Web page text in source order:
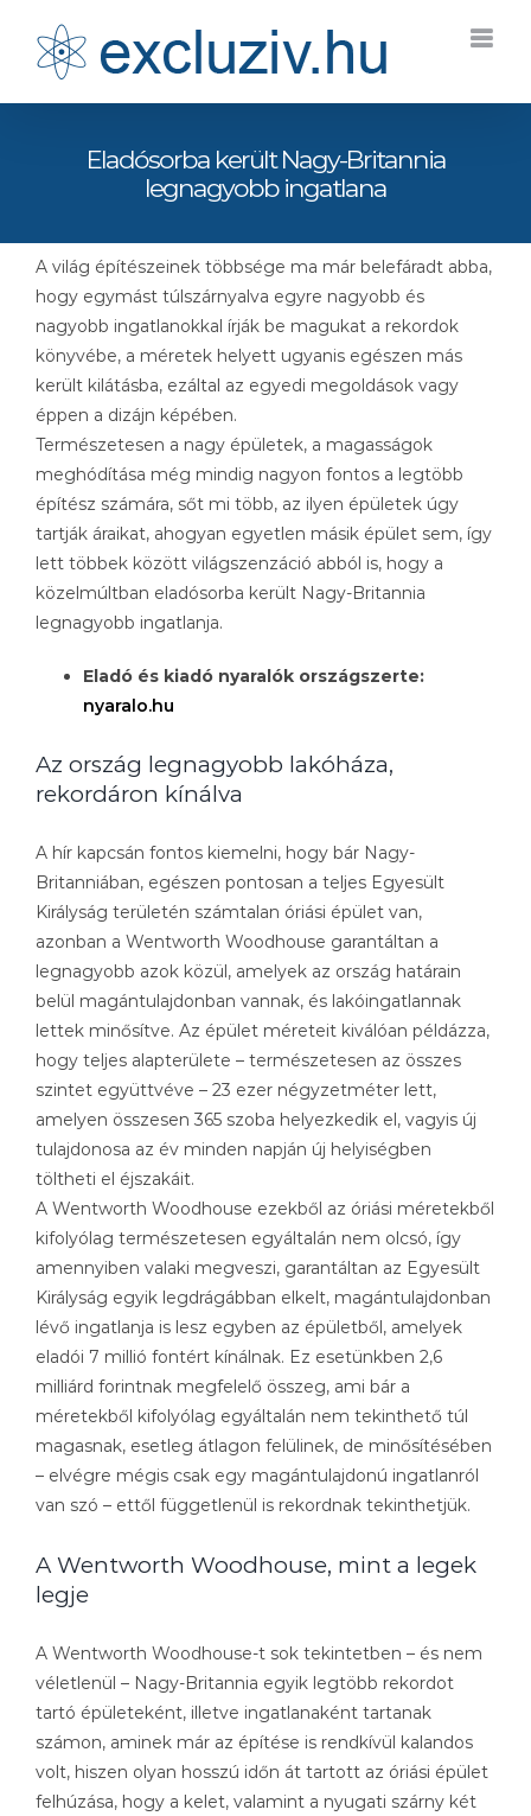
Eladósorba került Nagy-Britannia
legnagyobb ingatlana
A világ építészeinek többsége ma már belefáradt abba,
hogy egymást túlszárnyalva egyre nagyobb és
nagyobb ingatlanokkal írják be magukat a rekordok
könyvébe, a méretek helyett ugyanis egészen más
került kilátásba, ezáltal az egyedi megoldások vagy
éppen a dizájn képében.
Természetesen a nagy épületek, a magasságok
meghódítása még mindig nagyon fontos a legtöbb
építész számára, sőt mi több, az ilyen épületek úgy
tartják áraikat, ahogyan egyetlen másik épület sem, így
lett többek között világszenzáció abból is, hogy a
közelmúltban eladósorba került Nagy-Britannia
legnagyobb ingatlanja.
Eladó és kiadó nyaralók országszerte:
nyaralo.hu
Az ország legnagyobb lakóháza,
rekordáron kínálva
A hír kapcsán fontos kiemelni, hogy bár Nagy-
Britanniában, egészen pontosan a teljes Egyesült
Királyság területén számtalan óriási épület van,
azonban a Wentworth Woodhouse garantáltan a
legnagyobb azok közül, amelyek az ország határain
belül magántulajdonban vannak, és lakóingatlannak
lettek minősítve. Az épület méreteit kiválóan példázza,
hogy teljes alapterülete – természetesen az összes
szintet együttvéve – 23 ezer négyzetméter lett,
amelyen összesen 365 szoba helyezkedik el, vagyis új
tulajdonosa az év minden napján új helyiségben
töltheti el éjszakáit.
A Wentworth Woodhouse ezekből az óriási méretekből
kifolyólag természetesen egyáltalán nem olcsó, így
amennyiben valaki megveszi, garantáltan az Egyesült
Királyság egyik legdrágábban elkelt, magántulajdonban
lévő ingatlanja is lesz egyben az épületből, amelyek
eladói 7 millió fontért kínálnak. Ez esetünkben 2,6
milliárd forintnak megfelelő összeg, ami bár a
méretekből kifolyólag egyáltalán nem tekinthető túl
magasnak, esetleg átlagon felülinek, de minősítésében
– elvégre mégis csak egy magántulajdonú ingatlanról
van szó – ettől függetlenül is rekordnak tekinthetjük.
A Wentworth Woodhouse, mint a legek
legje
A Wentworth Woodhouse-t sok tekintetben – és nem
véletlenül – Nagy-Britannia egyik legtöbb rekordot
tartó épületeként, illetve ingatlanaként tartanak
számon, aminek már az építése is rendkívül kalandos
volt, hiszen olyan hosszú időn át tartott az óriási épület
felhúzása, hogy a kelet, valamint a nyugati szárny két